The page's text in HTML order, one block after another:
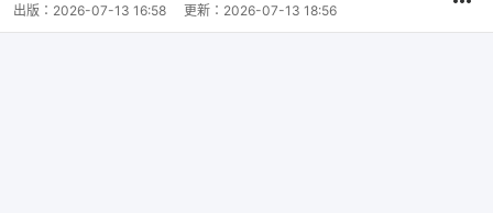
出版： 2026-07-13 16:58 更新： 2026-07-13 18:56